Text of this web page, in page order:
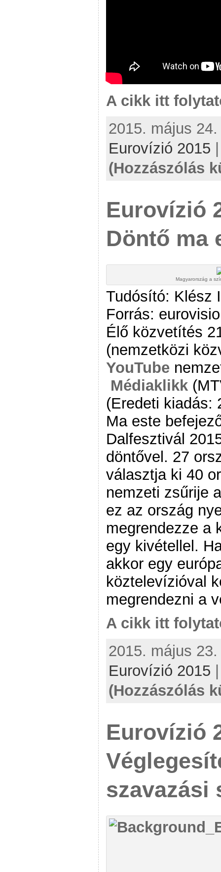
A cikk itt
2015. május
Eurovízió 2015
(Hozzászólás
Eurovízió
Döntő ma
Magyarország a
Tudósító: Klész
Forrás:
Élő közvetítés
(nemzetközi
YouTube
Médiaklikk
(Eredeti kiadás:
Ma este
Dalfesztivál
döntővel. 27
választja ki 40
nemzeti zsűrije
ez az ország
megrendezze a
egy kivétellel.
akkor egy
köztelevízióval
megrendezni a
A cikk itt
2015. május
Eurovízió 2015
(Hozzászólás
Eurovízió
szavazási